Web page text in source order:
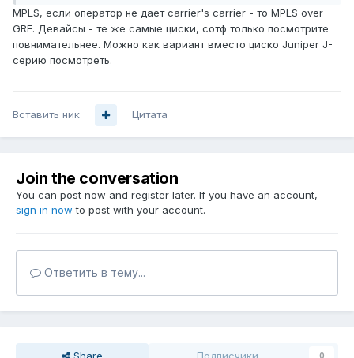
MPLS, если оператор не дает carrier's carrier - то MPLS over
GRE. Девайсы - те же самые циски, сотф только посмотрите
повнимательнее. Можно как вариант вместо циско Juniper J-
серию посмотреть.
Вставить ник Цитата
Join the conversation
You can post now and register later. If you have an account,
sign in now to post with your account.
Ответить в тему...
0